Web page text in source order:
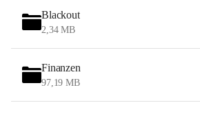
Blackout
2,34 MB
Finanzen
97,19 MB